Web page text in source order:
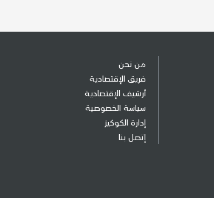
من نحن
فريق الإقتصادية
أرشيف الإقتصادية
سياسة الخصوصية
إدارة الكوكيز
إتصل بنا